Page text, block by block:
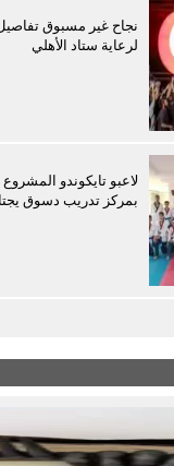
نجاح غير مسبوق تفاصيل
لرعاية ستاد الأهلي
لاعبو تايكوندو
بمركز تدريب دسوق